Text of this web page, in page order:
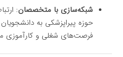
شبکه‌سازی با متخصصان:
حوزه پیراپزشکی به
فرصت‌های شغلی و کارآموزی